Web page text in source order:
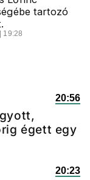
tartozó
19:28
20:56
égett egy
20:23